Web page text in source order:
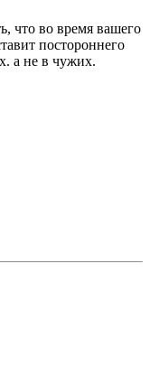
что во время вашего
постороннего
а не в чужих.